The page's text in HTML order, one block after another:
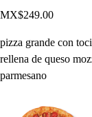
MX$249.00
pizza grande con
rellena de queso
parmesano